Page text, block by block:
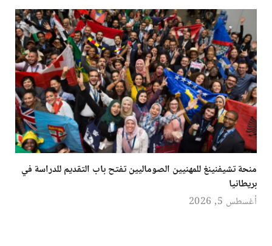
منحة تشيفنينغ للمهنيين الصوماليين تفتح باب التقديم للدراسة في
بريطانيا
أغسطس 5, 2026